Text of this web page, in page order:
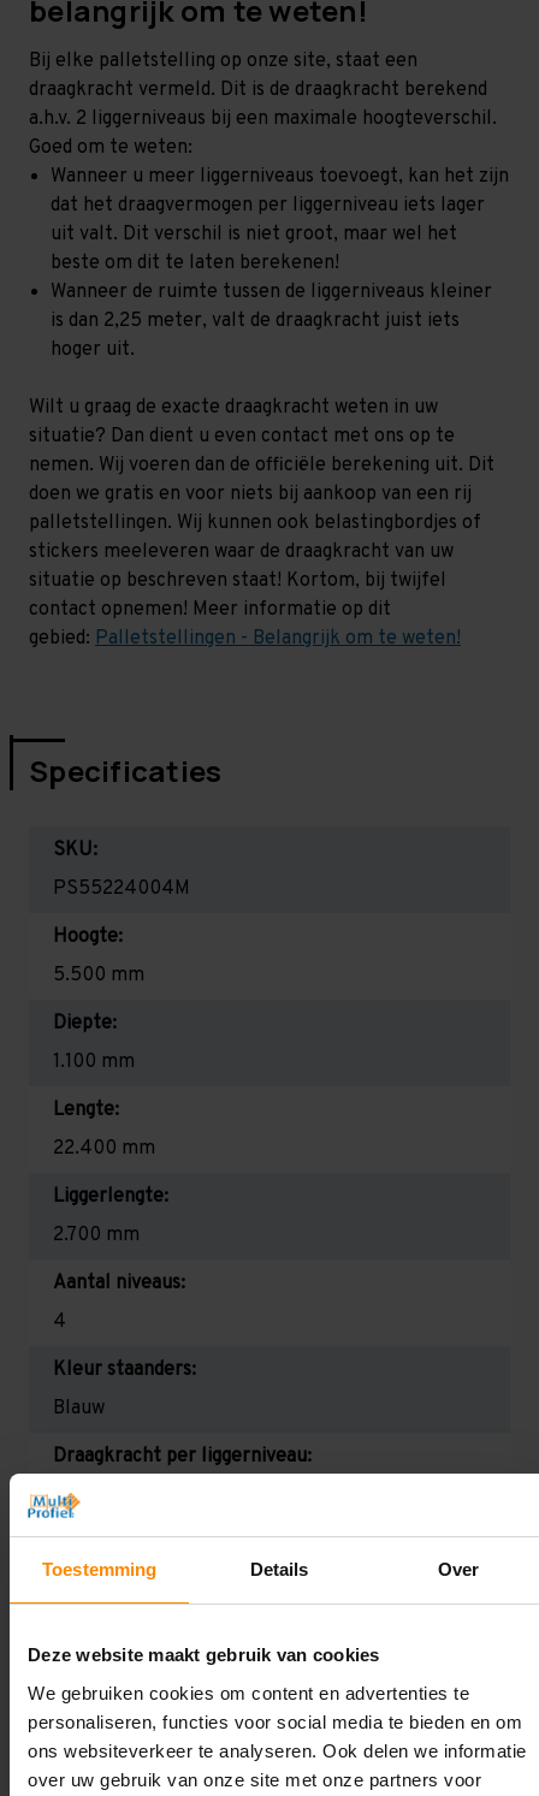
Toestemming Details Over
Deze website maakt gebruik van cookies
We gebruiken cookies om content en advertenties te
personaliseren, functies voor social media te bieden en om
ons websiteverkeer te analyseren. Ook delen we informatie
over uw gebruik van onze site met onze partners voor
belangrijk om te weten!
Bij elke palletstelling op onze site, staat een
draagkracht vermeld. Dit is de draagkracht berekend
a.h.v. 2 liggerniveaus bij een maximale hoogteverschil.
Goed om te weten:
Wanneer u meer liggerniveaus toevoegt, kan het zijn
dat het draagvermogen per liggerniveau iets lager
uit valt. Dit verschil is niet groot, maar wel het
beste om dit te laten berekenen!
Wanneer de ruimte tussen de liggerniveaus kleiner
is dan 2,25 meter, valt de draagkracht juist iets
hoger uit.
Wilt u graag de exacte draagkracht weten in uw
situatie? Dan dient u even contact met ons op te
nemen. Wij voeren dan de officiële berekening uit. Dit
doen we gratis en voor niets bij aankoop van een rij
palletstellingen. Wij kunnen ook belastingbordjes of
stickers meeleveren waar de draagkracht van uw
situatie op beschreven staat! Kortom, bij twijfel
contact opnemen! Meer informatie op dit
gebied: Palletstellingen - Belangrijk om te weten!
Specificaties
SKU:
PS55224004M
Hoogte:
5.500 mm
Diepte:
1.100 mm
Lengte:
22.400 mm
Liggerlengte:
2.700 mm
Aantal niveaus:
4
Kleur staanders:
Blauw
Draagkracht per liggerniveau:
2.350 kg (780 kg per pallet)
Maximale jukbelasting:
12523 kg
Oplossing op maat nodig?